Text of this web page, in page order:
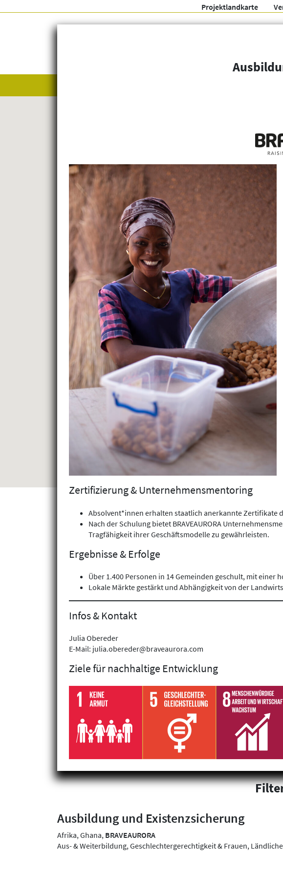
Projektlandkarte
Klimagerechtigkeit
Geschlechtergerechtigkeit
Inklusion
Ausbildung und Existenzsicherung
Afrika, Ghana, BRAVEAURORA
Aus- & Weiterbildung, Geschlechtergerechtigkeit & Frauen,
Zertifizierung & Unternehmensmentoring
Absolvent*innen erhalten staatlich anerkannte Zertifikate
Nach der Schulung bietet BRAVEAURORA
Tragfähigkeit ihrer Geschäftsmodelle zu gewährleisten.
Ergebnisse & Erfolge
Über 1.400 Personen in 14 Gemeinden geschult, mit
Lokale Märkte gestärkt und Abhängigkeit von der
Infos & Kontakt
Julia Obereder
E-Mail: julia.obereder@braveaurora.com
Ziele für nachhaltige Entwicklung